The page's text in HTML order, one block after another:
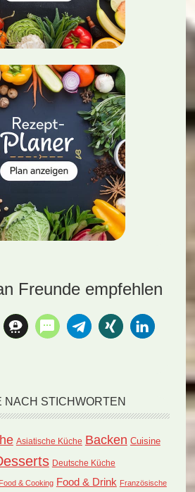
Freunde empfehlen
NACH STICHWORTEN
Asiatische Küche Backen Cuisine
Deutsche Küche
Food & Cooking Food & Drink Französische